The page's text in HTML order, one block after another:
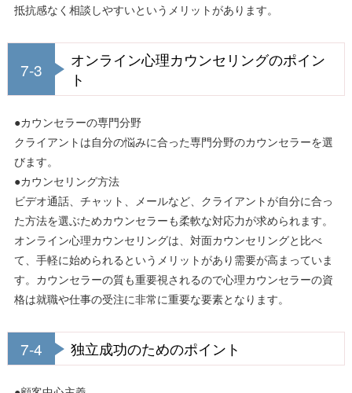
抵抗感なく相談しやすいというメリットがあります。
7-3
オンライン心理カウンセリングのポイン
ト
●カウンセラーの専門分野
クライアントは自分の悩みに合った専門分野のカウンセラーを選
びます。
●カウンセリング方法
ビデオ通話、チャット、メールなど、クライアントが自分に合っ
た方法を選ぶためカウンセラーも柔軟な対応力が求められます。
オンライン心理カウンセリングは、対面カウンセリングと比べ
て、手軽に始められるというメリットがあり需要が高まっていま
す。カウンセラーの質も重要視されるので心理カウンセラーの資
格は就職や仕事の受注に非常に重要な要素となります。
7-4 独立成功のためのポイント